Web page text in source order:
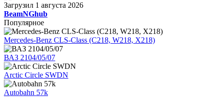
Загрузил 1 августа 2026
BeamNGhub
Популярное
Mercedes-Benz CLS-Class (C218, W218, X218)
ВАЗ 2104/05/07
Arctic Circle SWDN
Autobahn 57k